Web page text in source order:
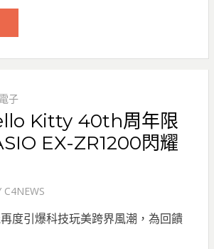
子
Kitty 40th周年限
EX-ZR1200閃耀
C4NEWS
度引爆科技玩美跨界風潮，為回饋